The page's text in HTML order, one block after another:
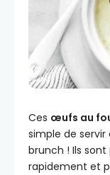
Ces œufs au
simple de
brunch ! Ils
rapidement et